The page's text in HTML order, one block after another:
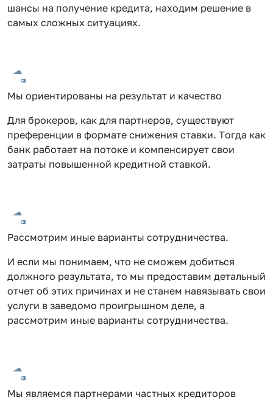
шансы на получение кредита, находим решение в
самых сложных ситуациях.
Мы ориентированы на результат и качество
Для брокеров, как для партнеров, существуют
преференции в формате снижения ставки. Тогда как
банк работает на потоке и компенсирует свои
затраты повышенной кредитной ставкой.
Рассмотрим иные варианты сотрудничества.
И если мы понимаем, что не сможем добиться
должного результата, то мы предоставим детальный
отчет об этих причинах и не станем навязывать свои
услуги в заведомо проигрышном деле, а
рассмотрим иные варианты сотрудничества.
Мы являемся партнерами частных кредиторов